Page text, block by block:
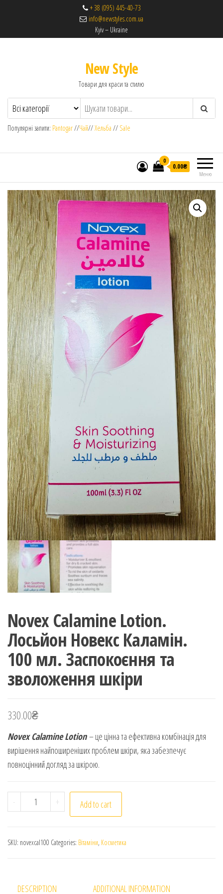
+ 38 (095) 445-40-73
info@newstyles.com.ua
Kyiv – Ukraine
New Style
Товари для краси та стилю
Популярні запити: Pantogar//Чай//Хельба // Sale
Меню
0
0.00₴
Novex Calamine Lotion.
Лосьйон Новекс Каламін.
100 мл. Заспокоєння та
зволоження шкіри
330.00₴
Novex Calamine Lotion– це цінна та ефективна комбінація для
вирішення найпоширеніших проблем шкіри, яка забезпечує
повноцінний догляд за шкірою.
- Novex Calamine Lotion. Лосьйон Новекс Каламін.
+ Add to cart
SKU: novexcal100 Categories: Вітаміни, Косметика
DESCRIPTION ADDITIONAL INFORMATION